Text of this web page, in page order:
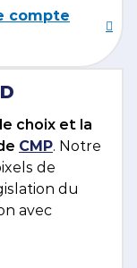
compte
choix et la
CMP. Notre
de
du
avec